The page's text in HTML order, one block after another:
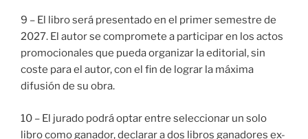
9 – El libro será presentado en el primer semestre de
2027. El autor se compromete a participar en los actos
promocionales que pueda organizar la editorial, sin
coste para el autor, con el fin de lograr la máxima
difusión de su obra.
10 – El jurado podrá optar entre seleccionar un solo
libro como ganador, declarar a dos libros ganadores ex-